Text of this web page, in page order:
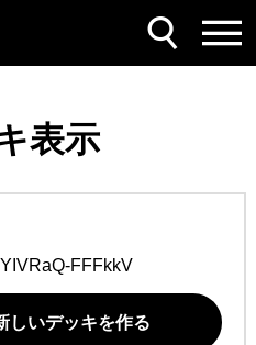
表示
FFFkkV
しいデッキを作る